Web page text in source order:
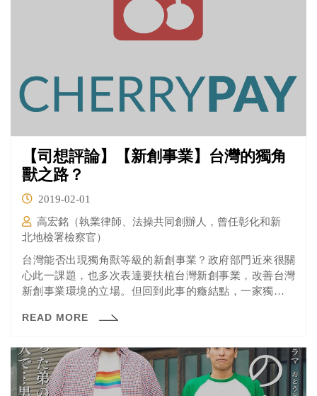
【司想評論】【新創事業】台灣的獨角
獸之路？
2019-02-01
高宏銘（執業律師、法操共同創辦人，曾任彰化和新
北地檢署檢察官）
​台灣能否出現獨角獸等級的新創事業？政府部門近來很關
心此一課題，也多次表達要扶植台灣新創事業，改善台灣
新創事業環境的立場。但回到此事的癥結點，一家獨角獸
READ MORE